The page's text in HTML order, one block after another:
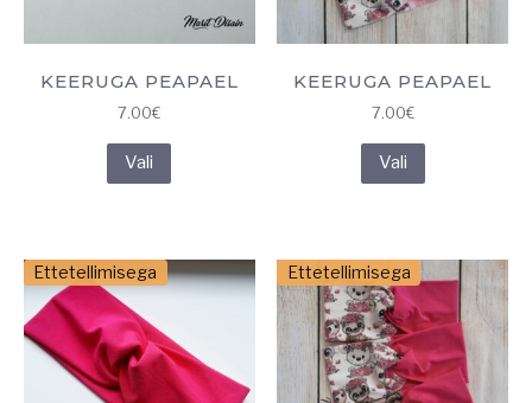
KEERUGA PEAPAEL
7.00€
Vali
varianti.
Valikuid
teha
tootelehel.
KEERUGA PEAPAEL
7.00€
Vali
varianti.
Valikuid
saab
teha
tootelehel.
Ettetellimisega Ettetellimisega